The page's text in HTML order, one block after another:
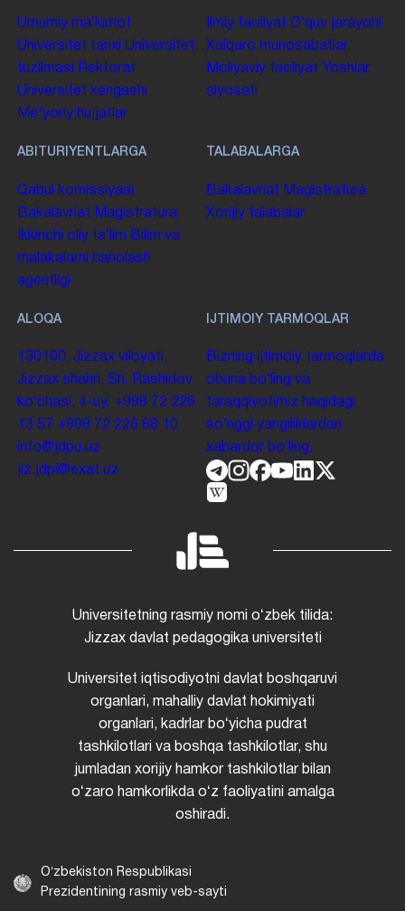
Umumiy maʼlumot
Universitet tarixi Universitet
tuzilmasi Rektorat
Universitet kengashi
Me'yoriy hujjatlar
Ilmiy faoliyat Oʻquv jarayoni
Xalqaro munosabatlar
Moliyaviy faoliyat Yoshlar
siyosati
ABITURIYENTLARGA
Qabul komissiyasi
Bakalavriat Magistratura
Ikkinchi oliy taʼlim Bilim va
malakalarni baholash
agentligi
TALABALARGA
Bakalavriat Magistratura
Xorijiy talabalar
ALOQA
130100. Jizzax viloyati,
Jizzax shahri, Sh. Rashidov
koʻchasi, 4-uy. +998 72 226
13 57 +998 72 226 68 10
info@jdpu.uz
jiz.jdpi@exat.uz
IJTIMOIY TARMOQLAR
Bizning ijtimoiy tarmoqlarda
obuna boʻling va
taraqqiyotimiz haqidagi
soʻnggi yangiliklardan
xabardor boʻling.
Universitetning rasmiy nomi oʻzbek tilida:
Jizzax davlat pedagogika universiteti
Universitet iqtisodiyotni davlat boshqaruvi
organlari, mahalliy davlat hokimiyati
organlari, kadrlar boʻyicha pudrat
tashkilotlari va boshqa tashkilotlar, shu
jumladan xorijiy hamkor tashkilotlar bilan
oʻzaro hamkorlikda oʻz faoliyatini amalga
oshiradi.
Oʻzbekiston Respublikasi
Prezidentining rasmiy veb-sayti